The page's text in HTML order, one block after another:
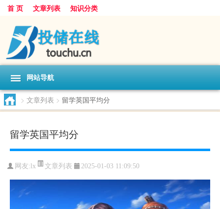
首 页 文章列表 知识分类
网站导航
> 文章列表 > 留学英国平均分
留学英国平均分
网友: lx 文章列表 2025-01-03 11:09:50